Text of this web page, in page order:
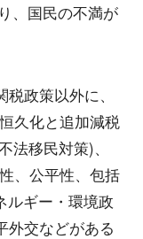
、国民の不満が
政策以外に、
久化と追加減税
法移民対策)、
、公平性、包括
ルギー・環境政
外交などがある